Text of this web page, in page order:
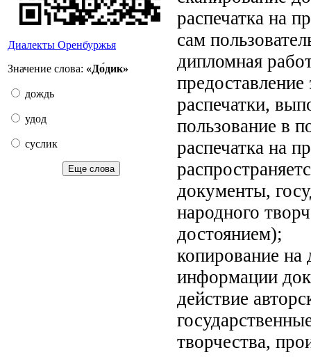
Диалекты Оренбуржья
Значение слова: «До́дик»
дождь
удод
суслик
Еще слова
распечатка на
сам
дипломная
распечатки,
пользование в
распечатка на
документы,
народного
достоянием);
копирование на
информации
действие
творчества,